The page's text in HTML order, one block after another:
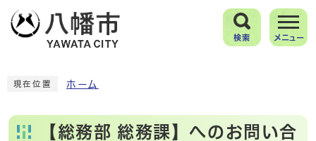
検索 メニュー
現在位置 ホーム
【総務部 総務課】へのお問い合